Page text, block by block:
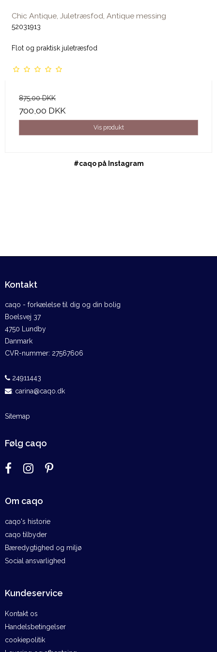
Chic Antique, Juletræsfod, Antique messing
52031913
Flot og praktisk juletræsfod
875,00 DKK
700,00 DKK
Vis produkt
#caqo på Instagram
Kontakt
caqo - forkælelse til dig og din bolig
Boelsvej 37
4750 Lundby
Danmark
CVR-nummer: 27567606
24911443
: carina@caqo.dk
Sitemap
Følg caqo
Om caqo
caqo's historie
caqo tilbyder
Bæredygtighed og miljø
Social ansvarlighed
Kundeservice
Kontakt os
Handelsbetingelser
cookiepolitik